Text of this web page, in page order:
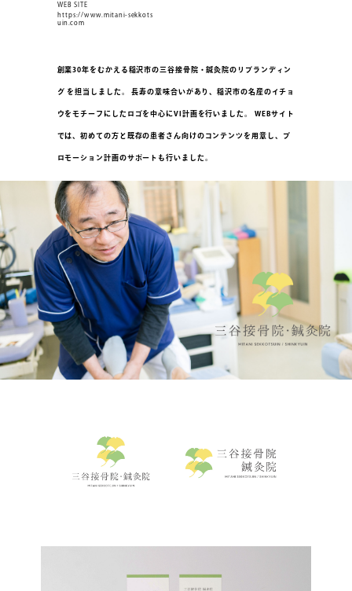
WEB SITE
https://www.mitani-sekkots
uin.com
創業30年をむかえる稲沢市の三谷接骨院・鍼灸院のリブランディン
グ を担当しました。 長寿の意味合いがあり、稲沢市の名産のイチョ
ウをモチーフにしたロゴを中心にVI計画を行いました。 WEBサイト
では、初めての方と既存の患者さん向けのコンテンツを用意し、プ
ロモーション計画のサポートも行いました。